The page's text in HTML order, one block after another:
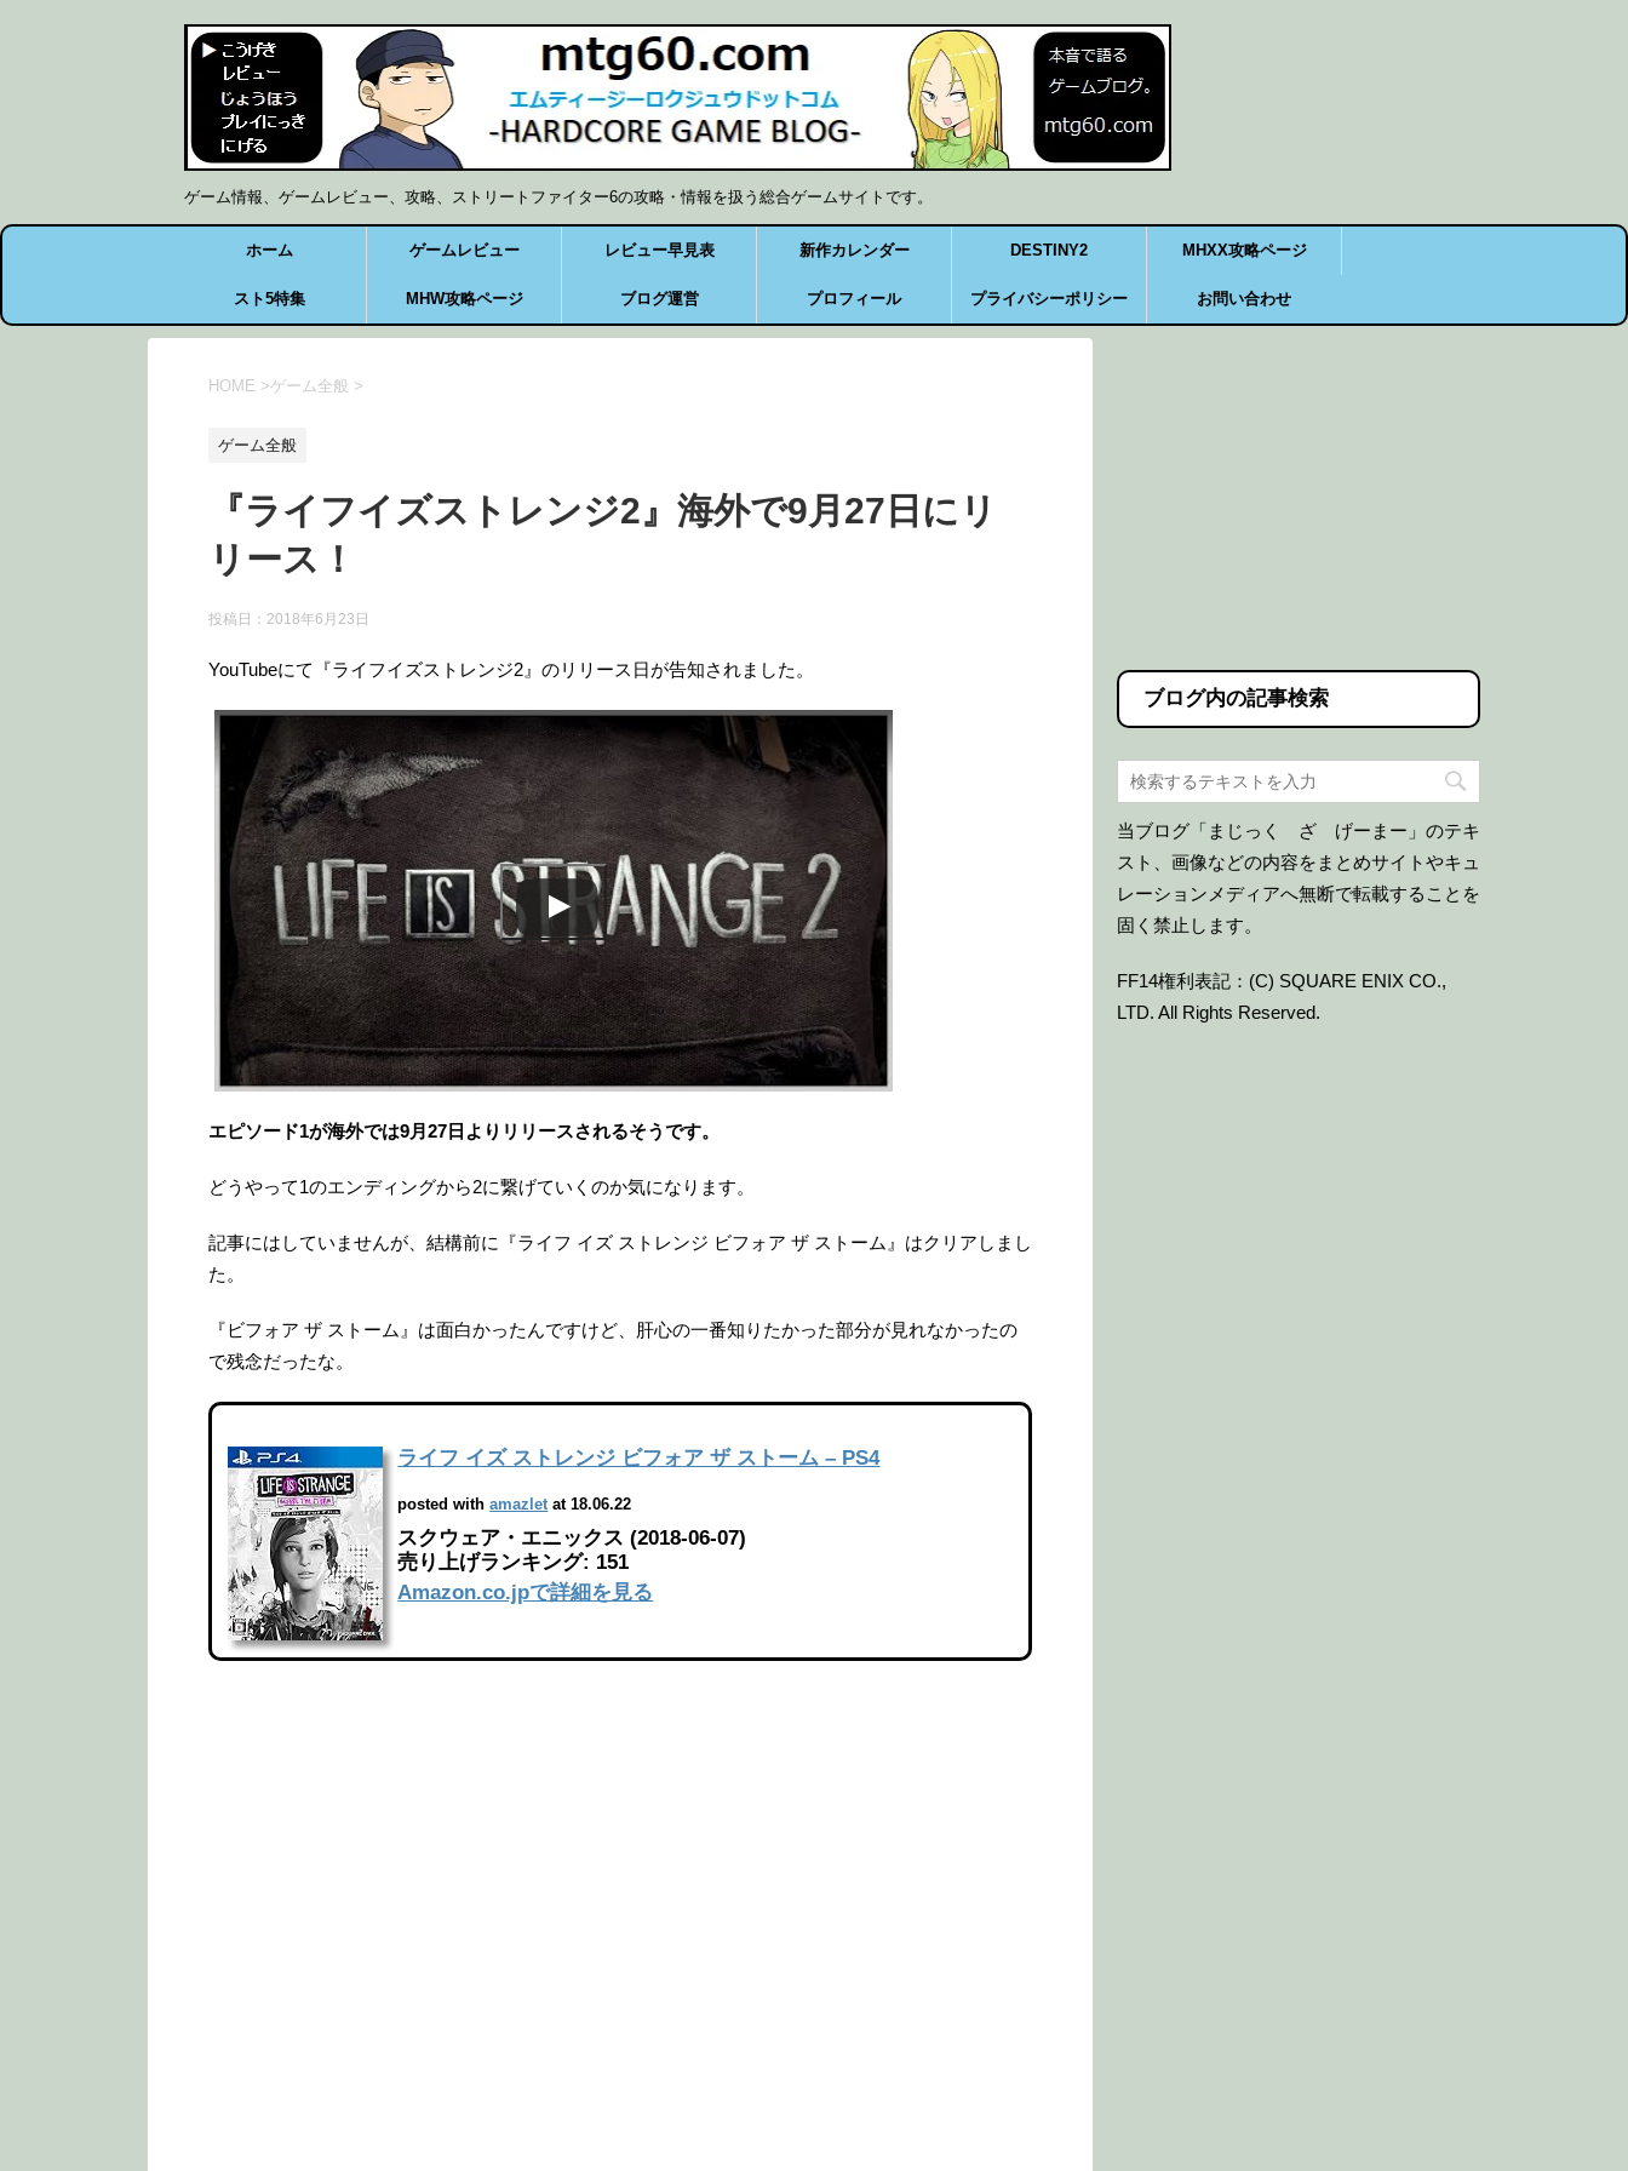
ゲーム情報、ゲームレビュー、攻略、ストリートファイター6の攻略・情報を扱う総合ゲームサイトです。
ホーム ゲームレビュー レビュー早見表 新作カレンダー DESTINY2 MHXX攻略ページ
スト5特集 MHW攻略ページ ブログ運営 プロフィール プライバシーポリシー お問い合わせ
HOME >ゲーム全般 >
ゲーム全般
『ライフイズストレンジ2』海外で9月27日にリ
リース！
投稿日： 2018年6月23日
YouTubeにて『ライフイズストレンジ2』のリリース日が告知されました。
この動画を YouTube で視聴
エピソード1が海外では9月27日よりリリースされるそうです。
どうやって1のエンディングから2に繋げていくのか気になります。
記事にはしていませんが、結構前に『ライフ イズ ストレンジ ビフォア ザ ストーム』はクリアしまし
た。
『ビフォア ザ ストーム』は面白かったんですけど、肝心の一番知りたかった部分が見れなかったの
で残念だったな。
ライフ イズ ストレンジ ビフォア ザ ストーム – PS4
posted withamazlet at 18.06.22
スクウェア・エニックス (2018-06-07)
売り上げランキング: 151
Amazon.co.jpで詳細を見る
ブログ内の記事検索
当ブログ「まじっく ざ げーまー」のテキ
スト、画像などの内容をまとめサイトやキュ
レーションメディアへ無断で転載することを
固く禁止します。
FF14権利表記：(C) SQUARE ENIX CO.,
LTD. All Rights Reserved.